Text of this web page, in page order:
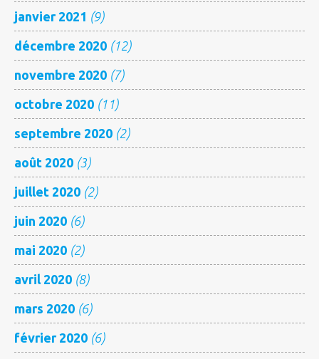
janvier 2021 (9)
décembre 2020 (12)
novembre 2020 (7)
octobre 2020 (11)
septembre 2020 (2)
août 2020 (3)
juillet 2020 (2)
juin 2020 (6)
mai 2020 (2)
avril 2020 (8)
mars 2020 (6)
février 2020 (6)